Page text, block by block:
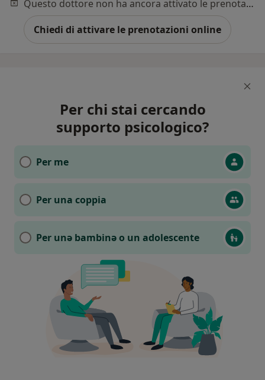
Questo dottore non ha ancora attivato le prenotazioni online presso questo indirizzo.
Chiedi di attivare le prenotazioni online
Per chi stai cercando
supporto psicologico?
Per me
Per una coppia
Per unǝ bambinǝ o un adolescente